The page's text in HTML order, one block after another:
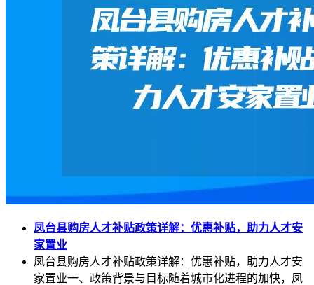
凤台县购房人才补贴政策详解：优惠补贴，助力人才安
家置业
凤台县购房人才补贴政策详解：优惠补贴，助力人才安
家置业一、政策背景与目标随着城市化进程的加快，凤